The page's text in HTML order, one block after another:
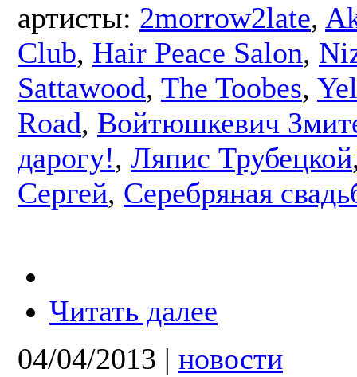
артисты: 2morrow2late,
Club, Hair Peace Salon,
Sattawood, The Toobes,
Road, Войтюшкевич
дарогу!, Ляпис Трубецкой
Сергей, Серебряная
Читать далее
04/04/2013 | новости